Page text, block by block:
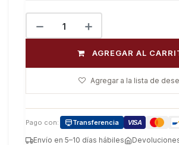
AGREGAR AL
Agregar a la lista de
Pago con: Transferencia VISA
Envío en 5–10 días hábiles